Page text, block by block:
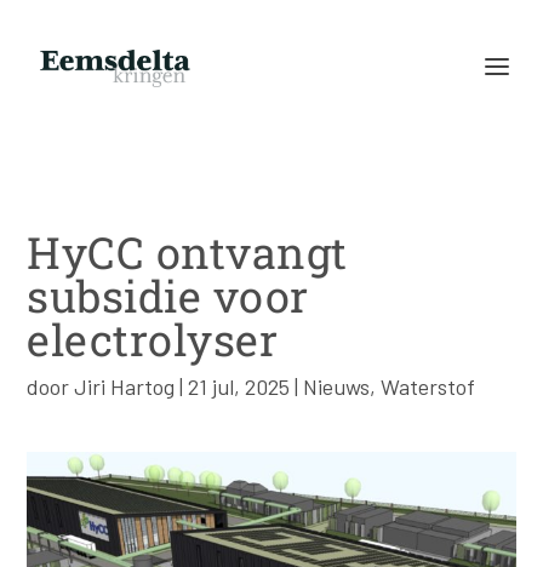
HyCC ontvangt
subsidie voor
electrolyser
doorJiri Hartog |21 jul, 2025 | Nieuws,Waterstof